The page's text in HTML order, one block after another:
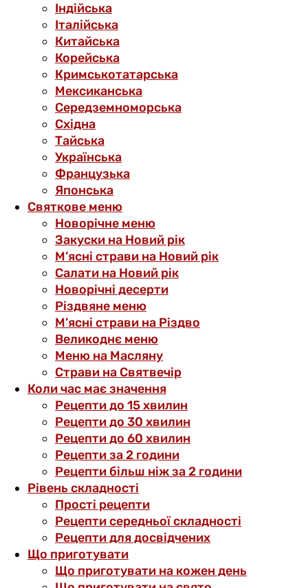
Індійська
Італійська
Китайська
Корейська
Кримськотатарська
Мексиканська
Середземноморська
Східна
Тайська
Українська
Французька
Японська
Святкове меню
Новорічне меню
Закуски на Новий рік
М’ясні страви на Новий рік
Салати на Новий рік
Новорічні десерти
Різдвяне меню
М’ясні страви на Різдво
Великоднє меню
Меню на Масляну
Страви на Святвечір
Коли час має значення
Рецепти до 15 хвилин
Рецепти до 30 хвилин
Рецепти до 60 хвилин
Рецепти за 2 години
Рецепти більш ніж за 2 години
Рівень складності
Прості рецепти
Рецепти середньої складності
Рецепти для досвідчених
Що приготувати
Що приготувати на кожен день